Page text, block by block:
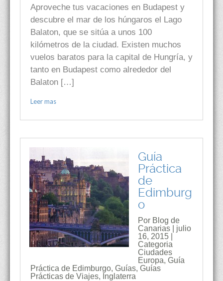
Aproveche tus vacaciones en Budapest y
descubre el mar de los húngaros el Lago
Balaton, que se sitúa a unos 100
kilómetros de la ciudad. Existen muchos
vuelos baratos para la capital de Hungría, y
tanto en Budapest como alrededor del
Balaton […]
Leer mas
Guía
Práctica
de
Edimburg
o
Por Blog de
Canarias | julio
16, 2015 |
Categoria
Ciudades
Europa, Guía
Práctica de Edimburgo, Guías, Guías
Prácticas de Viajes, Inglaterra